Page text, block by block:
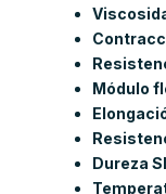
Módulo
Dureza